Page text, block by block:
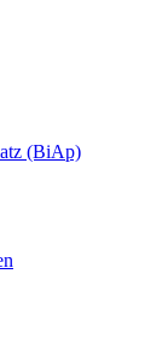
(BiAp)